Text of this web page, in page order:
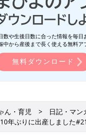
数や生後日数に合った情報を毎日
中から産後まで長く使える無料ア
無料ダウンロード
ん・育児 日記・マン
年ぶりに出産しました